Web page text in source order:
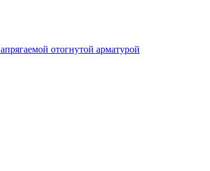
отогнутой арматурой